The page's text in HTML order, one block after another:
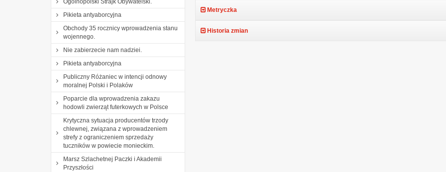
Pikieta antyaborcyjna
Obchody 35 rocznicy wprowadzenia stanu
wojennego.
Nie zabierzecie nam nadziei.
Pikieta antyaborcyjna
Publiczny Różaniec w intencji odnowy
moralnej Polski i Polaków
Poparcie dla wprowadzenia zakazu
hodowli zwierząt futerkowych w Polsce
Krytyczna sytuacja producentów trzody
chlewnej, związana z wprowadzeniem
strefy z ograniczeniem sprzedaży
tuczników w powiecie monieckim.
Marsz Szlachetnej Paczki i Akademii
Przyszłości
Metryczka
Historia zmian